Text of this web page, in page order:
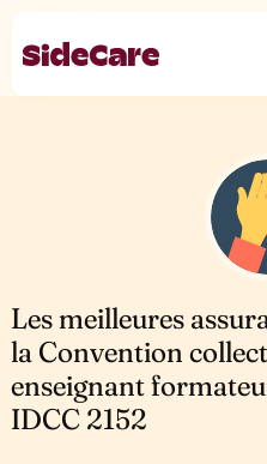
Les meilleures
la Convention
enseignant
IDCC 2152